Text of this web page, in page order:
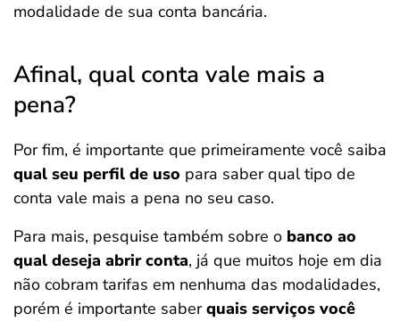
modalidade de sua conta bancária.
Afinal, qual conta vale mais a
pena?
Por fim, é importante que primeiramente você saiba
qual seu perfil de uso para saber qual tipo de
conta vale mais a pena no seu caso.
Para mais, pesquise também sobre o banco ao
qual deseja abrir conta, já que muitos hoje em dia
não cobram tarifas em nenhuma das modalidades,
porém é importante saberquais serviços você